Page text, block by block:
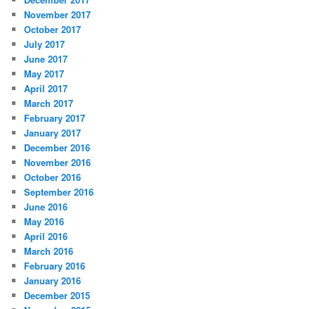
November 2017
October 2017
July 2017
June 2017
May 2017
April 2017
March 2017
February 2017
January 2017
December 2016
November 2016
October 2016
September 2016
June 2016
May 2016
April 2016
March 2016
February 2016
January 2016
December 2015